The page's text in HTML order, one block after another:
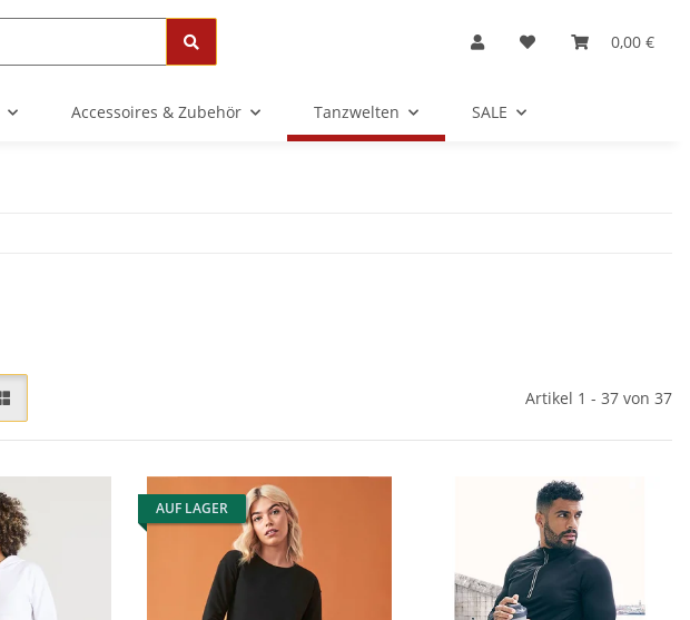
0,00 €
Accessoires & Zubehör Tanzwelten SALE
Artikel 1 - 37 von 37
AUF LAGER